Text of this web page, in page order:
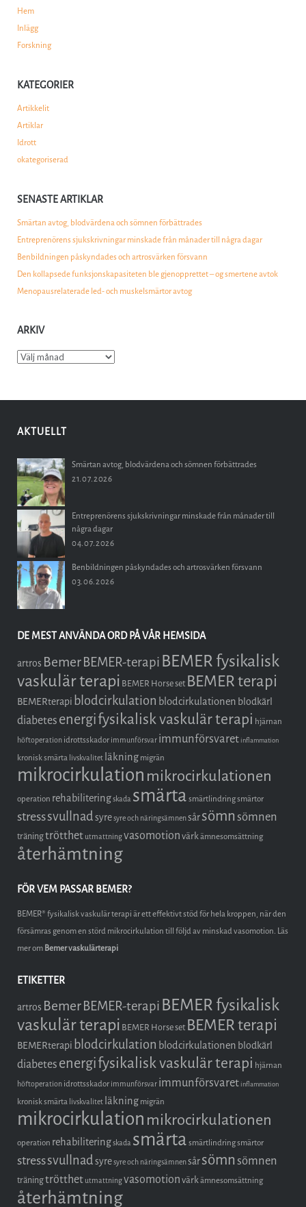
Hem
Inlägg
Forskning
KATEGORIER
Artikkelit
Artiklar
Idrott
okategoriserad
SENASTE ARTIKLAR
Smärtan avtog, blodvärdena och sömnen förbättrades
Entreprenörens sjukskrivningar minskade från månader till några dagar
Benbildningen påskyndades och artrosvärken försvann
Den kollapsede funksjonskapasiteten ble gjenopprettet – og smertene avtok
Menopausrelaterade led- och muskelsmärtor avtog
ARKIV
Arkiv
AKTUELLT
Smärtan avtog, blodvärdena och sömnen förbättrades
21.07.2026
Entreprenörens sjukskrivningar minskade från månader till
några dagar
04.07.2026
Benbildningen påskyndades och artrosvärken försvann
03.06.2026
DE MEST ANVÄNDA ORD PÅ VÅR HEMSIDA
artros BemerBEMER-terapi BEMER fysikalisk
vaskulär terapi BEMER Horse set BEMER terapi
BEMERterapi blodcirkulation blodcirkulationen blodkärl
diabetesenergifysikalisk vaskulär terapi hjärnan
höftoperation idrottsskador immunförsvar immunförsvaret inflammation
kronisk smärta livskvalitet läkningmigrän
mikrocirkulation mikrocirkulationen
operation rehabiliteringskada smärtasmärtlindringsmärtor
stresssvullnadsyresyre och näringsämnensårsömnsömnen
träningtrötthet utmattningvasomotionvärkämnesomsättning
återhämtning
FÖR VEM PASSAR BEMER?
BEMER® fysikalisk vaskulär terapi är ett effektivt stöd för hela kroppen, när den
försämras genom en störd mikrocirkulation till följd av minskad vasomotion. Läs
mer omBemer vaskulärterapi
ETIKETTER
artros BemerBEMER-terapi BEMER fysikalisk
vaskulär terapi BEMER Horse set BEMER terapi
BEMERterapi blodcirkulation blodcirkulationen blodkärl
diabetesenergifysikalisk vaskulär terapi hjärnan
höftoperation idrottsskador immunförsvar immunförsvaret inflammation
kronisk smärta livskvalitet läkningmigrän
mikrocirkulation mikrocirkulationen
operation rehabiliteringskada smärtasmärtlindringsmärtor
stresssvullnadsyresyre och näringsämnensårsömnsömnen
träningtrötthet utmattningvasomotionvärkämnesomsättning
återhämtning